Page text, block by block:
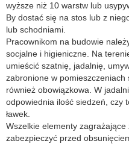
wyższe niż 10 warstw lub
By dostać się na stos lub z
lub schodniami.
Pracownikom na budowie
socjalne i higieniczne. Na
umieścić szatnię, jadalnię,
zabronione w
również obowiązkowa. W
odpowiednia ilość siedzeń, czy
ławek.
Wszelkie elementy
zabezpieczyć przed